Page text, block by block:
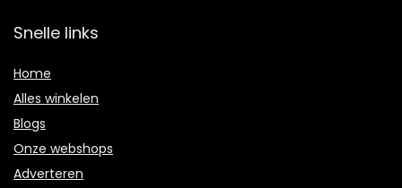
Snelle links
Home
Alles winkelen
Blogs
Onze webshops
Adverteren